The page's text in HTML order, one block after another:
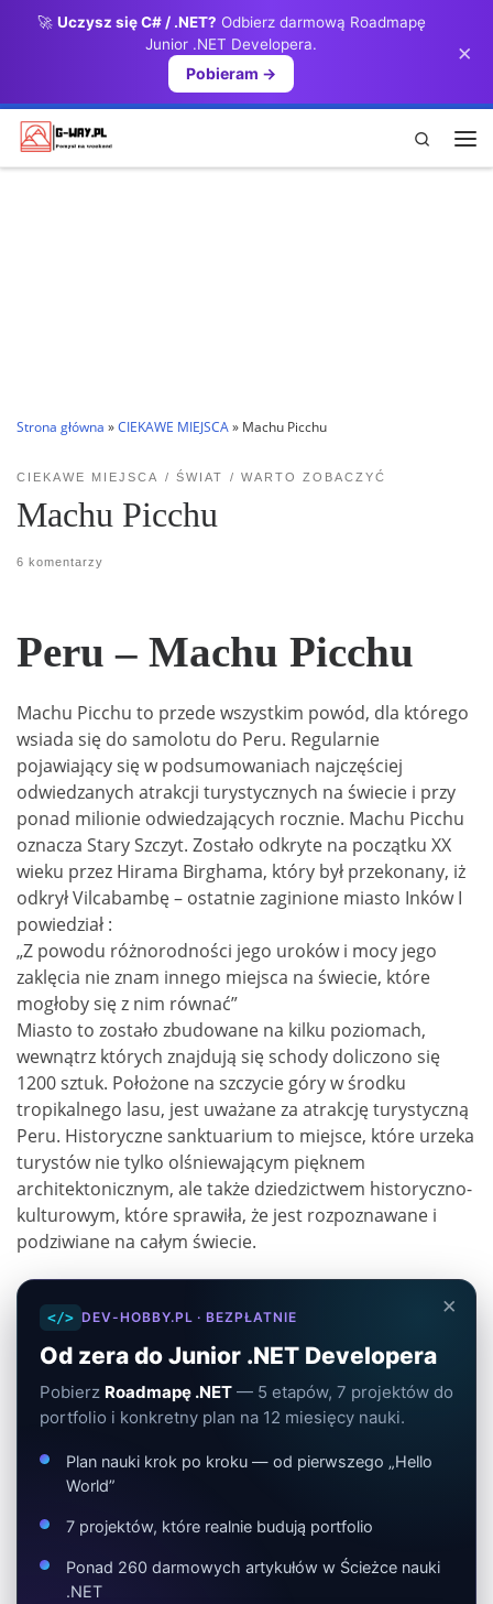
🚀 Uczysz się C# / .NET? Odbierz darmową Roadmapę
Junior .NET Developera.
Pobieram →
×
Przejdź do treści
Search
Strona główna »CIEKAWE MIEJSCA» Machu Picchu
CIEKAWE MIEJSCA ŚWIAT WARTO ZOBACZYĆ
Machu Picchu
6 komentarzy
Peru – Machu Picchu
Machu Picchu to przede wszystkim powód, dla którego
wsiada się do samolotu do Peru. Regularnie
pojawiający się w podsumowaniach najczęściej
odwiedzanych atrakcji turystycznych na świecie i przy
ponad milionie odwiedzających rocznie. Machu Picchu
oznacza Stary Szczyt. Zostało odkryte na początku XX
wieku przez Hirama Birghama, który był przekonany, iż
odkrył Vilcabambę – ostatnie zaginione miasto Inków I
powiedział :
„Z powodu różnorodności jego uroków i mocy jego
zaklęcia nie znam innego miejsca na świecie, które
mogłoby się z nim równać”
Miasto to zostało zbudowane na kilku poziomach,
wewnątrz których znajdują się schody doliczono się
1200 sztuk. Położone na szczycie góry w środku
tropikalnego lasu, jest uważane za atrakcję turystyczną
Peru. Historyczne sanktuarium to miejsce, które urzeka
turystów nie tylko olśniewającym pięknem
architektonicznym, ale także dziedzictwem historyczno-
kulturowym, które sprawiła, że jest rozpoznawane i
podziwiane na całym świecie.
×
</> DEV-HOBBY.PL · BEZPŁATNIE
Od zera do Junior .NET Developera
Pobierz Roadmapę .NET — 5 etapów, 7 projektów do
portfolio i konkretny plan na 12 miesięcy nauki.
Plan nauki krok po kroku — od pierwszego „Hello
World”
7 projektów, które realnie budują portfolio
Ponad 260 darmowych artykułów w Ścieżce nauki
.NET